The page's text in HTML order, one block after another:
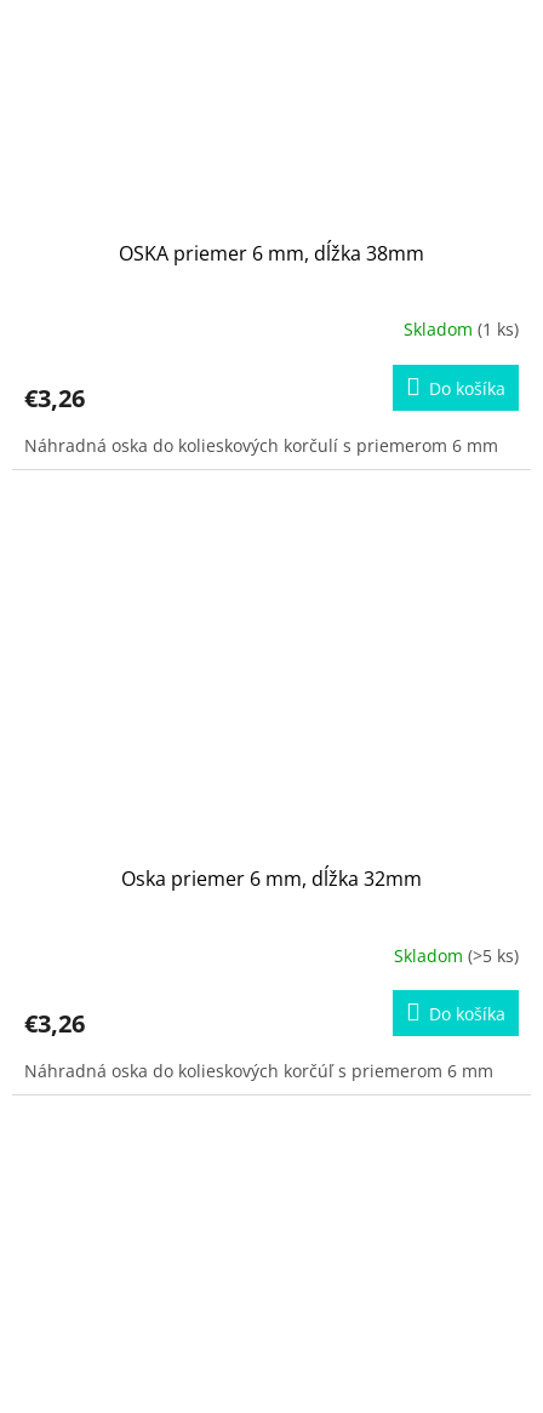
OSKA priemer 6 mm, dĺžka 38mm
Skladom (1 ks)
€3,26 Do košíka
Náhradná oska do kolieskových korčulí s priemerom 6 mm
Oska priemer 6 mm, dĺžka 32mm
Skladom (>5 ks)
€3,26 Do košíka
Náhradná oska do kolieskových korčúľ s priemerom 6 mm